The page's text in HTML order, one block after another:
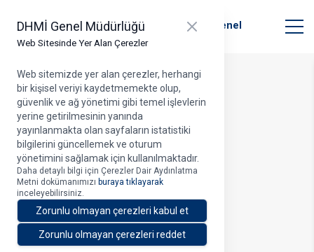
DHMİ Genel Müdürlüğü
Web Sitesinde Yer Alan Çerezler
Close panel
Web sitemizde yer alan çerezler, herhangi
bir kişisel veriyi kaydetmemekte olup,
güvenlik ve ağ yönetimi gibi temel işlevlerin
yerine getirilmesinin yanında
yayınlanmakta olan sayfaların istatistiki
bilgilerini güncellemek ve oturum
yönetimini sağlamak için kullanılmaktadır.
Daha detaylı bilgi için Çerezler Dair Aydınlatma
Metni dokümanımızı buraya tıklayarak
inceleyebilirsiniz.
Zorunlu olmayan çerezleri kabul et
Zorunlu olmayan çerezleri reddet
Devlet Hava Meydanları İşletmesi Genel
Müdürlüğü
Profil